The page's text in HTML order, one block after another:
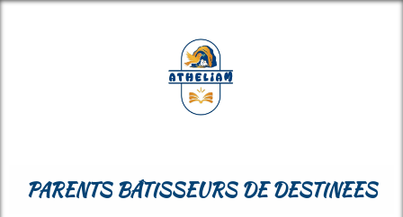
PARENTS BÂTISSEURS DE DESTINEES